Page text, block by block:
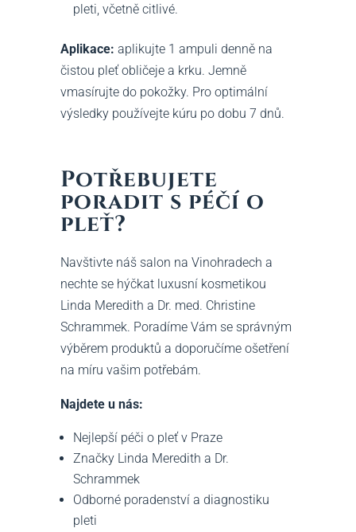
pleti, včetně citlivé.
Aplikace: aplikujte 1 ampuli denně na
čistou pleť obličeje a krku. Jemně
vmasírujte do pokožky. Pro optimální
výsledky používejte kúru po dobu 7 dnů.
Potřebujete
poradit s péčí o
pleť?
Navštivte náš salon na Vinohradech a
nechte se hýčkat luxusní kosmetikou
Linda Meredith a Dr. med. Christine
Schrammek. Poradíme Vám se správným
výběrem produktů a doporučíme ošetření
na míru vašim potřebám.
Najdete u nás:
Nejlepší péči o pleť v Praze
Značky Linda Meredith a Dr.
Schrammek
Odborné poradenství a diagnostiku
pleti